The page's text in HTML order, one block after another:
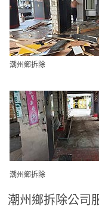
潮州鄉拆除
潮州鄉拆除
潮州鄉拆除公司